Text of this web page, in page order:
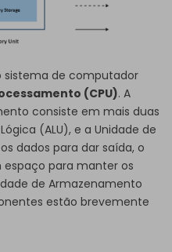
sistema de computador
(CPU). A
consiste em mais duas
(ALU), e a Unidade de
dados para dar saída, o
para manter os
de Armazenamento
estão brevemente